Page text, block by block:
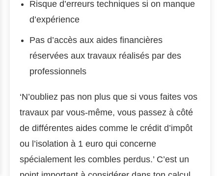
Risque d’erreurs techniques si on manque
d’expérience
Pas d’accès aux aides financières
réservées aux travaux réalisés par des
professionnels
‘N’oubliez pas non plus que si vous faites vos
travaux par vous-même, vous passez à côté
de différentes aides comme le crédit d’impôt
ou l’isolation à 1 euro qui concerne
spécialement les combles perdus.’ C’est un